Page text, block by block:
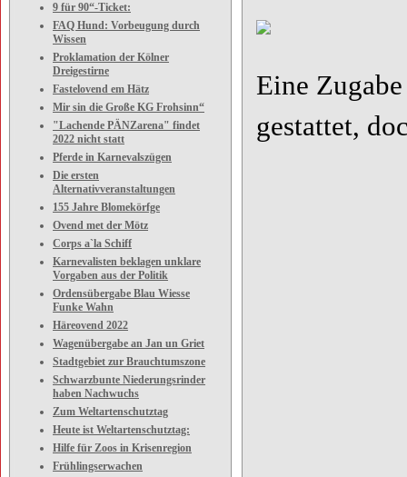
9 für 90“-Ticket:
FAQ Hund: Vorbeugung durch
Wissen
Proklamation der Kölner
Dreigestirne
Fastelovend em Hätz
Mir sin die Große KG Frohsinn“
"Lachende PÄNZarena" findet
2022 nicht statt
Pferde in Karnevalszügen
Die ersten
Alternativveranstaltungen
155 Jahre Blomekörfge
Ovend met der Mötz
Corps a`la Schiff
Karnevalisten beklagen unklare
Vorgaben aus der Politik
Ordensübergabe Blau Wiesse
Funke Wahn
Häreovend 2022
Wagenübergabe an Jan un Griet
Stadtgebiet zur Brauchtumszone
Schwarzbunte Niederungsrinder
haben Nachwuchs
Zum Weltartenschutztag
Heute ist Weltartenschutztag:
Hilfe für Zoos in Krisenregion
Frühlingserwachen
Eine
gestattet,